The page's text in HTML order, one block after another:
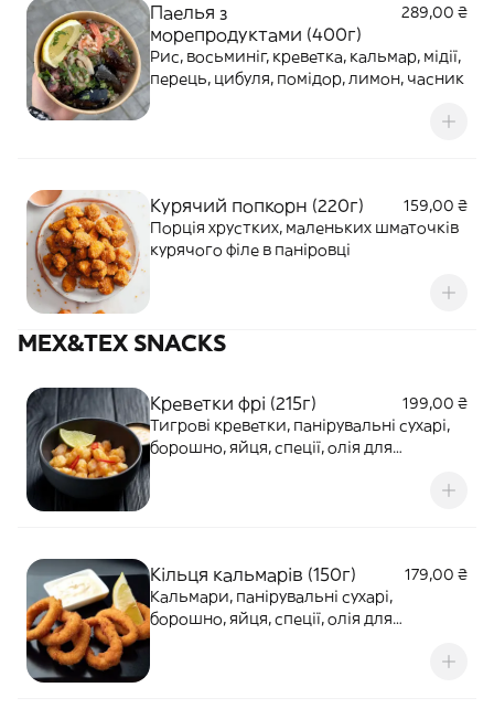
Паелья з
морепродуктами (400г)
289,00 ₴
Рис, восьминіг, креветка, кальмар, мідії,
перець, цибуля, помідор, лимон, часник
Курячий попкорн (220г)
159,00 ₴
Порція хрустких, маленьких шматочків
курячого філе в паніровці
MEX&TEX SNACKS
Креветки фрі (215г)
199,00 ₴
Тигрові креветки, панірувальні сухарі,
борошно, яйця, спеції, олія для
Кільця кальмарів (150г)
179,00 ₴
Кальмари, панірувальні сухарі,
борошно, яйця, спеції, олія для